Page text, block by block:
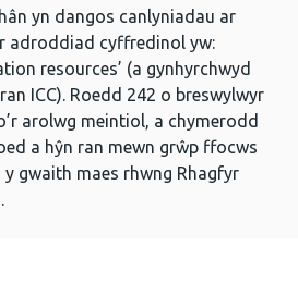
yn dangos canlyniadau ar
adroddiad cyffredinol yw:
resources’ (a gynhyrchwyd
ICC). Roedd 242 o breswylwyr
arolwg meintiol, a chymerodd
a hŷn ran mewn grŵp ffocws
gwaith maes rhwng Rhagfyr